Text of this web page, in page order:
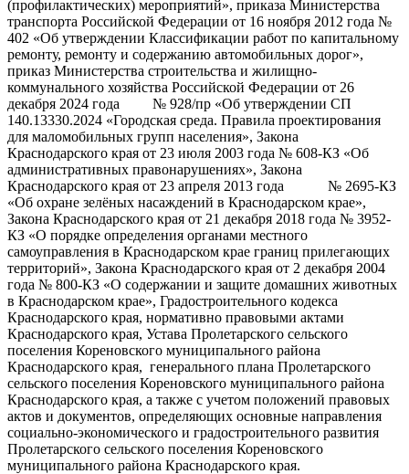
(профилактических) мероприятий», приказа Министерства
транспорта Российской Федерации от 16 ноября 2012 года №
402 «Об утверждении Классификации работ по капитальному
ремонту, ремонту и содержанию автомобильных дорог»,
приказ Министерства строительства и жилищно-
коммунального хозяйства Российской Федерации от 26
декабря 2024 года № 928/пр «Об утверждении СП
140.13330.2024 «Городская среда. Правила проектирования
для маломобильных групп населения», Закона
Краснодарского края от 23 июля 2003 года № 608-КЗ «Об
административных правонарушениях», Закона
Краснодарского края от 23 апреля 2013 года № 2695-КЗ
«Об охране зелёных насаждений в Краснодарском крае»,
Закона Краснодарского края от 21 декабря 2018 года № 3952-
КЗ «О порядке определения органами местного
самоуправления в Краснодарском крае границ прилегающих
территорий», Закона Краснодарского края от 2 декабря 2004
года № 800-КЗ «О содержании и защите домашних животных
в Краснодарском крае», Градостроительного кодекса
Краснодарского края, нормативно правовыми актами
Краснодарского края, Устава Пролетарского сельского
поселения Кореновского муниципального района
Краснодарского края, генерального плана Пролетарского
сельского поселения Кореновского муниципального района
Краснодарского края, а также с учетом положений правовых
актов и документов, определяющих основные направления
социально-экономического и градостроительного развития
Пролетарского сельского поселения Кореновского
муниципального района Краснодарского края.